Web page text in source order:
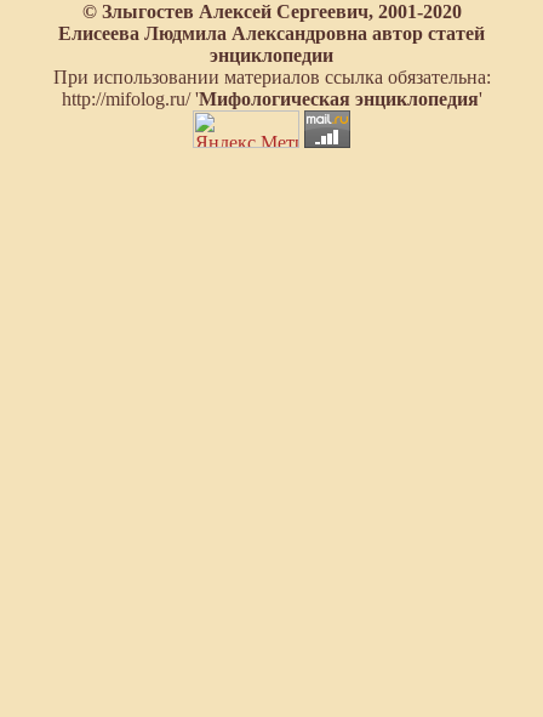
© Злыгостев Алексей Сергеевич, 2001-2020
Елисеева Людмила Александровна автор статей
энциклопедии
При использовании материалов ссылка обязательна:
http://mifolog.ru/ 'Мифологическая энциклопедия'